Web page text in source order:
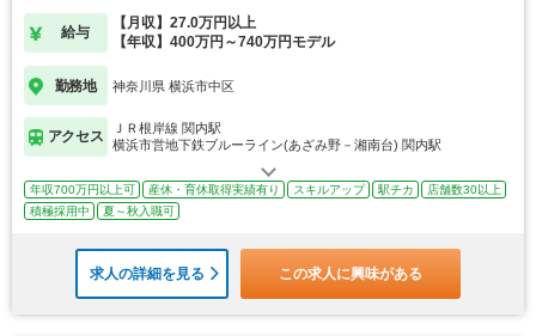
給与
【月収】27.0万円以上
【年収】400万円～740万円モデル
勤務地 神奈川県 横浜市中区
アクセス
ＪＲ根岸線 関内駅
横浜市営地下鉄ブルーライン(あざみ野－湘南台) 関内駅
年収700万円以上可 産休・育休取得実績有り スキルアップ 駅チカ
店舗数30以上
積極採用中
夏～秋入職可
求人の詳細を見る この求人に興味がある